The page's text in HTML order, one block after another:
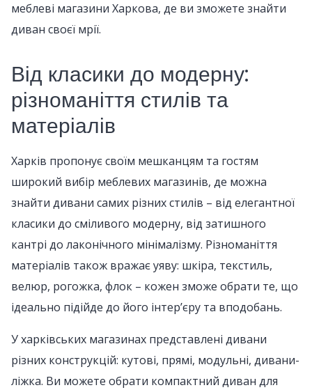
меблеві магазини Харкова, де ви зможете знайти
диван своєї мрії.
Від класики до модерну:
різноманіття стилів та
матеріалів
Харків пропонує своїм мешканцям та гостям
широкий вибір меблевих магазинів, де можна
знайти дивани самих різних стилів – від елегантної
класики до сміливого модерну, від затишного
кантрі до лаконічного мінімалізму. Різноманіття
матеріалів також вражає уяву: шкіра, текстиль,
велюр, рогожка, флок – кожен зможе обрати те, що
ідеально підійде до його інтер’єру та вподобань.
У харківських магазинах представлені дивани
різних конструкцій: кутові, прямі, модульні, дивани-
ліжка. Ви можете обрати компактний диван для